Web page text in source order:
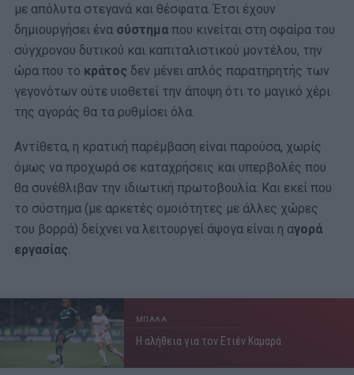
με απόλυτα στεγανά και θέσφατα. Έτσι έχουν
δημιουργήσει ένα σύστημα που κινείται στη σφαίρα του
σύγχρονου δυτικού και καπιταλιστικού μοντέλου, την
ώρα που το κράτος δεν μένει απλός παρατηρητής των
γεγονότων ούτε υιοθετεί την άποψη ότι το μαγικό χέρι
της αγοράς θα τα ρυθμίσει όλα.
Αντίθετα, η κρατική παρέμβαση είναι παρούσα, χωρίς
όμως να προχωρά σε καταχρήσεις και υπερβολές που
θα συνέθλιβαν την ιδιωτική πρωτοβουλία. Και εκεί που
το σύστημα (με αρκετές ομοιότητες με άλλες χώρες
του βορρά) δείχνει να λειτουργεί άψογα είναι η αγορά
εργασίας
ΜΠΑΛΑ
Η αλήθεια για τον Ετιέν Καμαρά